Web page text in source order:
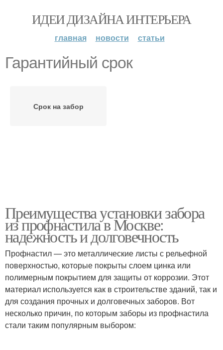
ИДЕИ ДИЗАЙНА ИНТЕРЬЕРА
главная новости статьи
Гарантийный срок
Срок на забор
Преимущества установки забора
из профнастила в Москве:
надежность и долговечность
Профнастил — это металлические листы с рельефной
поверхностью, которые покрыты слоем цинка или
полимерным покрытием для защиты от коррозии. Этот
материал используется как в строительстве зданий, так и
для создания прочных и долговечных заборов. Вот
несколько причин, по которым заборы из профнастила
стали таким популярным выбором: